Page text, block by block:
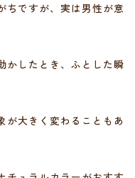
ちですが、実は男性が意
かしたとき、ふとした瞬
が大きく変わることもあ